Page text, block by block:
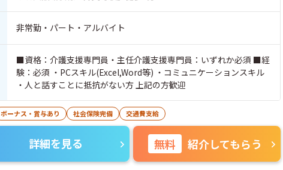
非常勤・パート・アルバイト
■資格：介護支援専門員・主任介護支援専門員：いずれか必須 ■経
験：必須 ・PCスキル(Excel,Word等) ・コミュニケーションスキル
・人と話すことに抵抗がない方 上記の方歓迎
ボーナス・賞与あり 社会保険完備 交通費支給
詳細を見る 無料 紹介してもらう